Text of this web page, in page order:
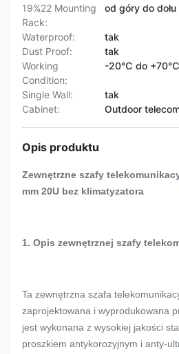
19%22 Mounting
Rack:
od góry do dołu
Waterproof:
tak
Dust Proof:
tak
Working
Condition:
-20℃ do +70℃
Single Wall:
tak
Cabinet:
Outdoor
Opis produktu
Zewnętrzne szafy
mm 20U bez klimatyzatora
1. Opis zewnętrznej szafy
Ta zewnętrzna szafa
zaprojektowana i wyprodukowana
jest wykonana z wysokiej jakości
proszkiem antykorozyjnym i anty-